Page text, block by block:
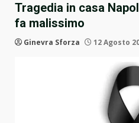
Tragedia in casa
fa malissimo
Ginevra Sforza 12 Agosto